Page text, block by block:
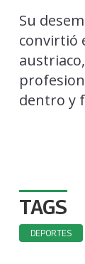
Su
convirtió
dentro y
TAGS
DEPORTES